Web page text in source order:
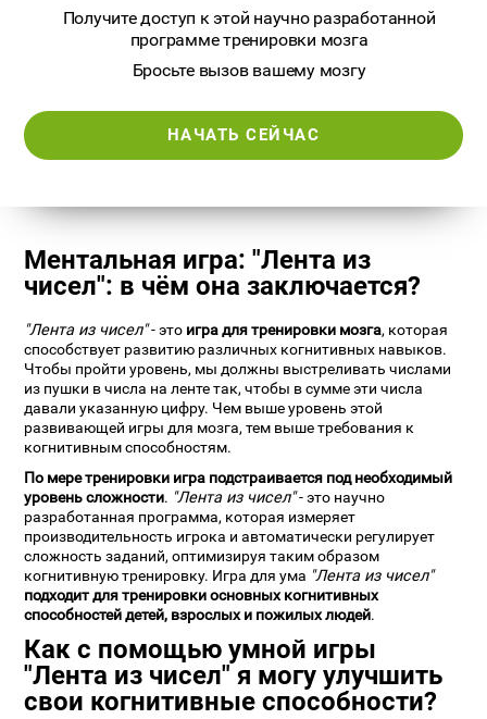
Получите доступ к этой научно разработанной
программе тренировки мозга
Бросьте вызов вашему мозгу
НАЧАТЬ СЕЙЧАС
Ментальная игра: "Лента из
чисел": в чём она заключается?
"Лента из чисел"- это игра для тренировки мозга, которая
способствует развитию различных когнитивных навыков.
Чтобы пройти уровень, мы должны выстреливать числами
из пушки в числа на ленте так, чтобы в сумме эти числа
давали указанную цифру. Чем выше уровень этой
развивающей игры для мозга, тем выше требования к
когнитивным способностям.
По мере тренировки игра подстраивается под необходимый
уровень сложности. "Лента из чисел"- это научно
разработанная программа, которая измеряет
производительность игрока и автоматически регулирует
сложность заданий, оптимизируя таким образом
когнитивную тренировку. Игра для ума "Лента из чисел"
подходит для тренировки основных когнитивных
способностей детей, взрослых и пожилых людей.
Как с помощью умной игры
"Лента из чисел" я могу улучшить
свои когнитивные способности?